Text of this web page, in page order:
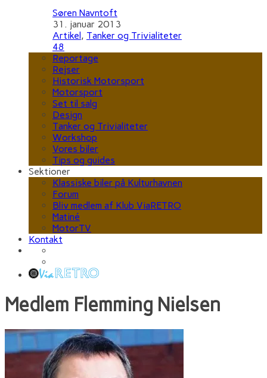
Søren Navntoft
31. januar 2013
Artikel, Tanker og Trivialiteter
48
Reportage
Rejser
Historisk Motorsport
Motorsport
Set til salg
Design
Tanker og Trivialiteter
Workshop
Vores biler
Tips og guides
Sektioner
Klassiske biler på Kulturhavnen
Forum
Bliv medlem af Klub ViaRETRO
Matiné
MotorTV
Kontakt
Medlem Flemming Nielsen